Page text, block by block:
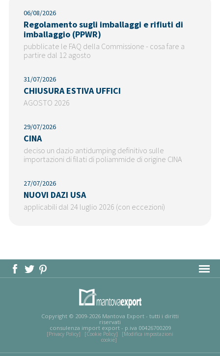
06/08/2026
Regolamento sugli imballaggi e rifiuti di
imballaggio (PPWR)
pubblicate le FAQ della Commissione - cosa fare a
partire dal 12 agosto
31/07/2026
CHIUSURA ESTIVA UFFICI
AGOSTO 2026
29/07/2026
CINA
deciso un dazio antidumping definitivo sulle
importazioni di filati di poliammide di origine CINA
27/07/2026
NUOVI DAZI USA
applicabili dal 24 luglio 2026 (con eccezioni)
Copyright © 2009-2026 Mantova Export - tutti i diritti
riservati
consulenza import export - p.iva 00426700209
[Privacy Policy] [Cookie Policy]
[Modifica impostazioni
cookie]